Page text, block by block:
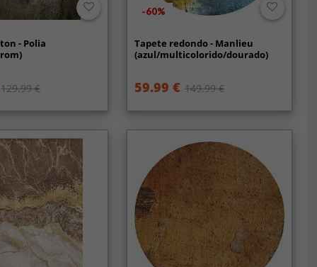
- Polia
129.99 €
-60%
Tapete redondo - Manlieu
(azul/multicolorido/dourado)
59.99 € 149.99 €